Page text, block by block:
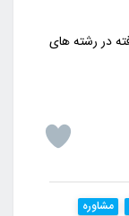
در رشته های
مشاوره